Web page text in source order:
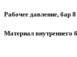
Рабочее давление, бар 8
Материал внутреннего